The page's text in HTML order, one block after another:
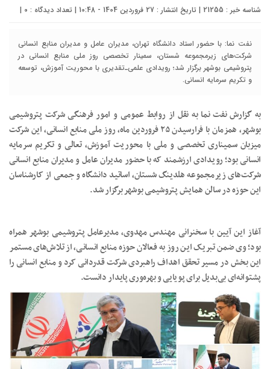
شناسه خبر : 21255 | تاریخ انتشار : 27 فروردین 1404 - 10:48 | تعداد دیدگاه : ۰ |
نفت نما: با حضور استاد دانشگاه تهران، مدیران عامل و مدیران منابع انسانی
شرکت‌های زیرمجموعه شستان، سمینار تخصصی روز ملی منابع انسانی در
پتروشیمی بوشهر برگزار شد؛ رویدادی علمی‌ـ‌تقدیری با محوریت آموزش، توسعه
و تکریم سرمایه انسانی.
به گزارش نفت نما به نقل از روابط عمومی و امور فرهنگی شرکت پتروشیمی
بوشهر، همزمان با فرارسیدن ۲۵ فروردین ماه، روز ملی منابع انسانی، این شرکت
میزبان سمیناری تخصصی و ملی با محوریت آموزش، تعالی و تکریم سرمایه
انسانی بود؛ رویدادی ارزشمند که با حضور مدیران عامل و مدیران منابع انسانی
شرکت‌های زیرمجموعه هلدینگ شستان، اساتید دانشگاه و جمعی از کارشناسان
این حوزه در سالن همایش پتروشیمی بوشهر برگزار شد.
آغاز این آیین با سخنرانی مهندس مهدوی، مدیرعامل پتروشیمی بوشهر همراه
بود؛ وی ضمن تبریک این روز به فعالان حوزه منابع انسانی، از تلاش‌های مستمر
این بخش در مسیر تحقق اهداف راهبردی شرکت قدردانی کرد و منابع انسانی را
پشتوانه‌ای بی‌بدیل برای پویایی و بهره‌وری پایدار دانست.